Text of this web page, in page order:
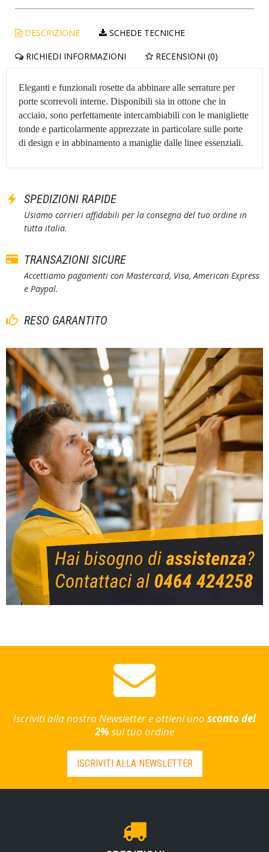
DESCRIZIONE SCHEDE TECNICHE
RICHIEDI INFORMAZIONI RECENSIONI (0)
Eleganti e funzionali rosette da abbinare alle serrature per
porte scorrevoli interne. Disponibili sia in ottone che in
acciaio, sono perfettamente intercambiabili con le manigliette
tonde e particolarmente apprezzate in particolare sulle porte
di design e in abbinamento a maniglie dalle linee essenziali.
SPEDIZIONI RAPIDE
Usiamo corrieri affidabili per la consegna del tuo ordine in
tutta italia.
TRANSAZIONI SICURE
Accettiamo pagamenti con Mastercard, Visa, American Express
e Paypal.
RESO GARANTITO
Iscriviti alla nostra Newsletter e ottieni uno sconto del
2% sul tuo ordine
ISCRIVITI ALLA NEWSLETTER